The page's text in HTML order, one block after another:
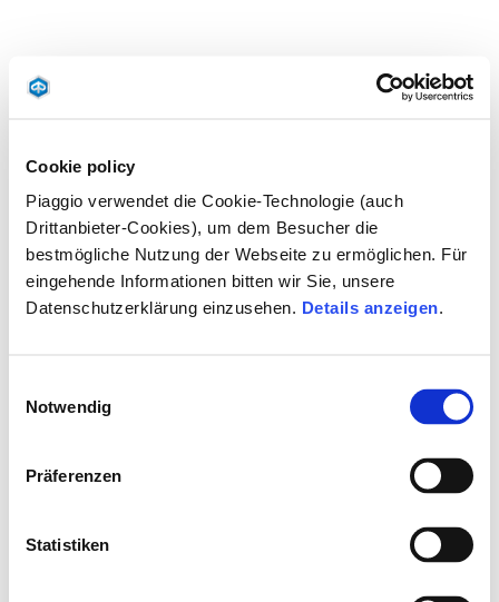
Cookie policy
Piaggio verwendet die Cookie-Technologie (auch
Drittanbieter-Cookies), um dem Besucher die
bestmögliche Nutzung der Webseite zu ermöglichen. Für
eingehende Informationen bitten wir Sie, unsere
Datenschutzerklärung einzusehen. Details anzeigen.
Notwendig
Präferenzen
Statistiken